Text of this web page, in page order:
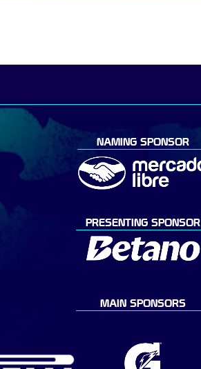
NAMING SPONSOR
PRESENTING SPONSOR
MAIN SPONSORS